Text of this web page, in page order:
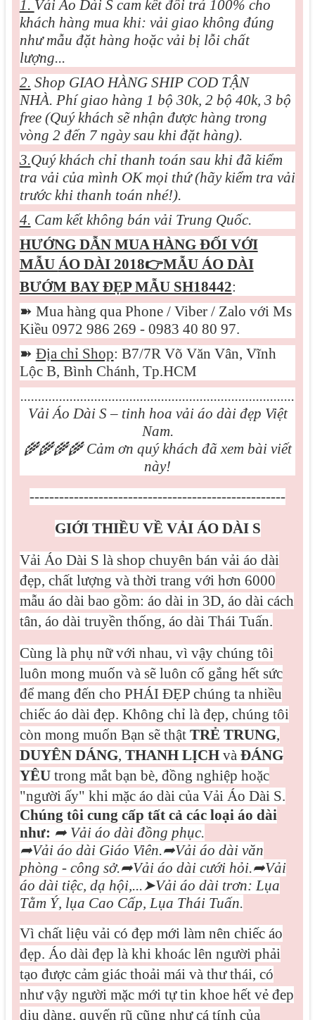
1. Vải Áo Dài S cam kết đổi trả 100% cho
khách hàng mua khi: vải giao không đúng
như mẫu đặt hàng hoặc vải bị lỗi chất
lượng...
2. Shop GIAO HÀNG SHIP COD TẬN
NHÀ. Phí giao hàng 1 bộ 30k, 2 bộ 40k, 3 bộ
free (Quý khách sẽ nhận được hàng trong
vòng 2 đến 7 ngày sau khi đặt hàng).
3.Quý khách chỉ thanh toán sau khi đã kiểm
tra vải của mình OK mọi thứ (hãy kiểm tra vải
trước khi thanh toán nhé!).
4. Cam kết không bán vải Trung Quốc.
HƯỚNG DẪN MUA HÀNG ĐỐI VỚI
MẪU ÁO DÀI 2018👉MẪU ÁO DÀI
BƯỚM BAY ĐẸP MẪU SH18442:
➽ Mua hàng qua Phone / Viber / Zalo với Ms
Kiều 0972 986 269 - 0983 40 80 97.
➽ Địa chỉ Shop: B7/7R Võ Văn Vân, Vĩnh
Lộc B, Bình Chánh, Tp.HCM
..............................................................................
Vải Áo Dài S – tinh hoa vải áo dài đẹp Việt
Nam.
🌾🌾🌾🌾Cảm ơn quý khách đã xem bài viết
này!
----------------------------------------------------
GIỚI THIỀU VỀ VẢI ÁO DÀI S
Vải Áo Dài S là shop chuyên bán vải áo dài
đẹp, chất lượng và thời trang với hơn 6000
mẫu áo dài bao gồm: áo dài in 3D, áo dài cách
tân, áo dài truyền thống, áo dài Thái Tuấn.
Cùng là phụ nữ với nhau, vì vậy chúng tôi
luôn mong muốn và sẽ luôn cố gắng hết sức
để mang đến cho PHÁI ĐẸP chúng ta nhiều
chiếc áo dài đẹp. Không chỉ là đẹp, chúng tôi
còn mong muốn Bạn sẽ thật TRẺ TRUNG,
DUYÊN DÁNG, THANH LỊCHvà ĐÁNG
YÊUtrong mắt bạn bè, đồng nghiệp hoặc
"người ấy" khi mặc áo dài của Vải Áo Dài S.
Chúng tôi cung cấp tất cả các loại áo dài
như: ➦Vải áo dài đồng phục.
➦Vải áo dài Giáo Viên.➦Vải áo dài văn
phòng - công sở.➦Vải áo dài cưới hỏi.➦Vải
áo dài tiệc, dạ hội,...➤Vải áo dài trơn: Lụa
Tằm Ý, lụa Cao Cấp, Lụa Thái Tuấn.
Vìchất liệu vải có đẹp mới làm nên chiếc áo
đẹp. Áo dài đẹp là khi khoác lên người phải
tạo được cảm giác thoải mái và thư thái, có
như vậy người mặc mới tự tin khoe hết vẻ đep
dịu dàng, quyến rũ cũng như cá tính của